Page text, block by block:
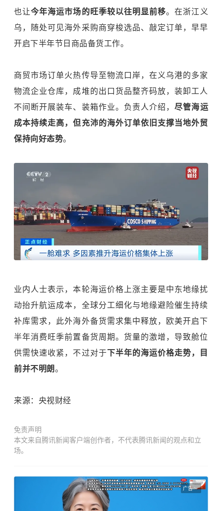
也让今年海运市场的旺季较以往明显前移。在浙江义
乌，随处可见海外采购商穿梭选品、敲定订单，早早
开启下半年节日商品备货工作。
商贸市场订单火热传导至物流口岸，在义乌港的多家
物流企业仓库，成堆的出口货品整齐码放，装卸工人
不间断开展装车、装箱作业。负责人介绍，尽管海运
成本持续走高，但充沛的海外订单依旧支撑当地外贸
保持向好态势。
业内人士表示，本轮海运价格上涨主要是中东地缘扰
动抬升航运成本，全球分工细化与地缘避险催生持续
补库需求，此外海外备货需求集中释放，欧美开启下
半年消费旺季前置备货周期。货量的激增，导致舱位
供需快速收紧，不过对于下半年的海运价格走势，目
前并不明朗。
来源：央视财经
免责声明
本文来自腾讯新闻客户端创作者，不代表腾讯新闻的观点和立
场。
广告